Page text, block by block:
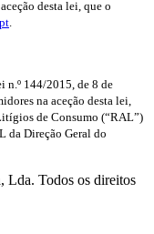
desta lei, que o
n.º 144/2015, de 8 de
na aceção desta lei,
de Consumo (“RAL”)
da Direção Geral do
Lda. Todos os direitos